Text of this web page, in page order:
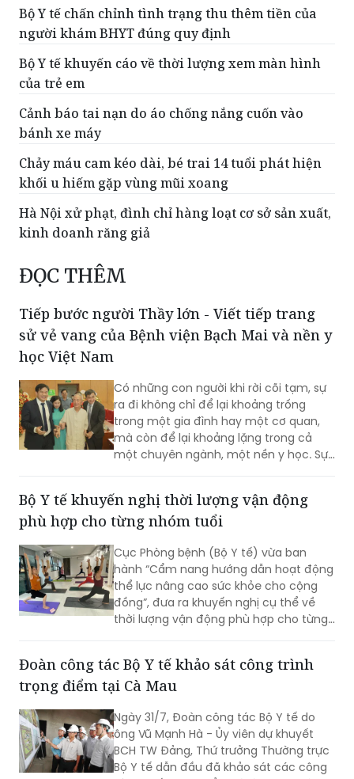
sản phẩm giảm cân dạng bút tiêm
Bộ Y tế chấn chỉnh tình trạng thu thêm tiền của
người khám BHYT đúng quy định
Bộ Y tế khuyến cáo về thời lượng xem màn hình
của trẻ em
Cảnh báo tai nạn do áo chống nắng cuốn vào
bánh xe máy
Chảy máu cam kéo dài, bé trai 14 tuổi phát hiện
khối u hiếm gặp vùng mũi xoang
Hà Nội xử phạt, đình chỉ hàng loạt cơ sở sản xuất,
kinh doanh răng giả
ĐỌC THÊM
Tiếp bước người Thầy lớn - Viết tiếp trang
sử vẻ vang của Bệnh viện Bạch Mai và nền y
học Việt Nam
Có những con người khi rời cõi tạm, sự
ra đi không chỉ để lại khoảng trống
mà còn để lại khoảng lặng trong cả
một chuyên ngành, một nền y học. Sự
từ biệt của Anh hùng Lao động, Thầy
thuốc Nhân dân, Giáo sư Vũ Văn Đính là
một mất mát như vậy.
Bộ Y tế khuyến nghị thời lượng vận động
phù hợp cho từng nhóm tuổi
Cục Phòng bệnh (Bộ Y tế) vừa ban
hành “Cẩm nang hướng dẫn hoạt động
đồng”, đưa ra khuyến nghị cụ thể về
thời lượng vận động phù hợp cho từng
nhóm tuổi, từ trẻ em dưới 1 tuổi đến
người cao tuổi nhằm nâng cao sức
khỏe và phòng ngừa bệnh tật.
Đoàn công tác Bộ Y tế khảo sát công trình
trọng điểm tại Cà Mau
Ngày 31/7, Đoàn công tác Bộ Y tế do